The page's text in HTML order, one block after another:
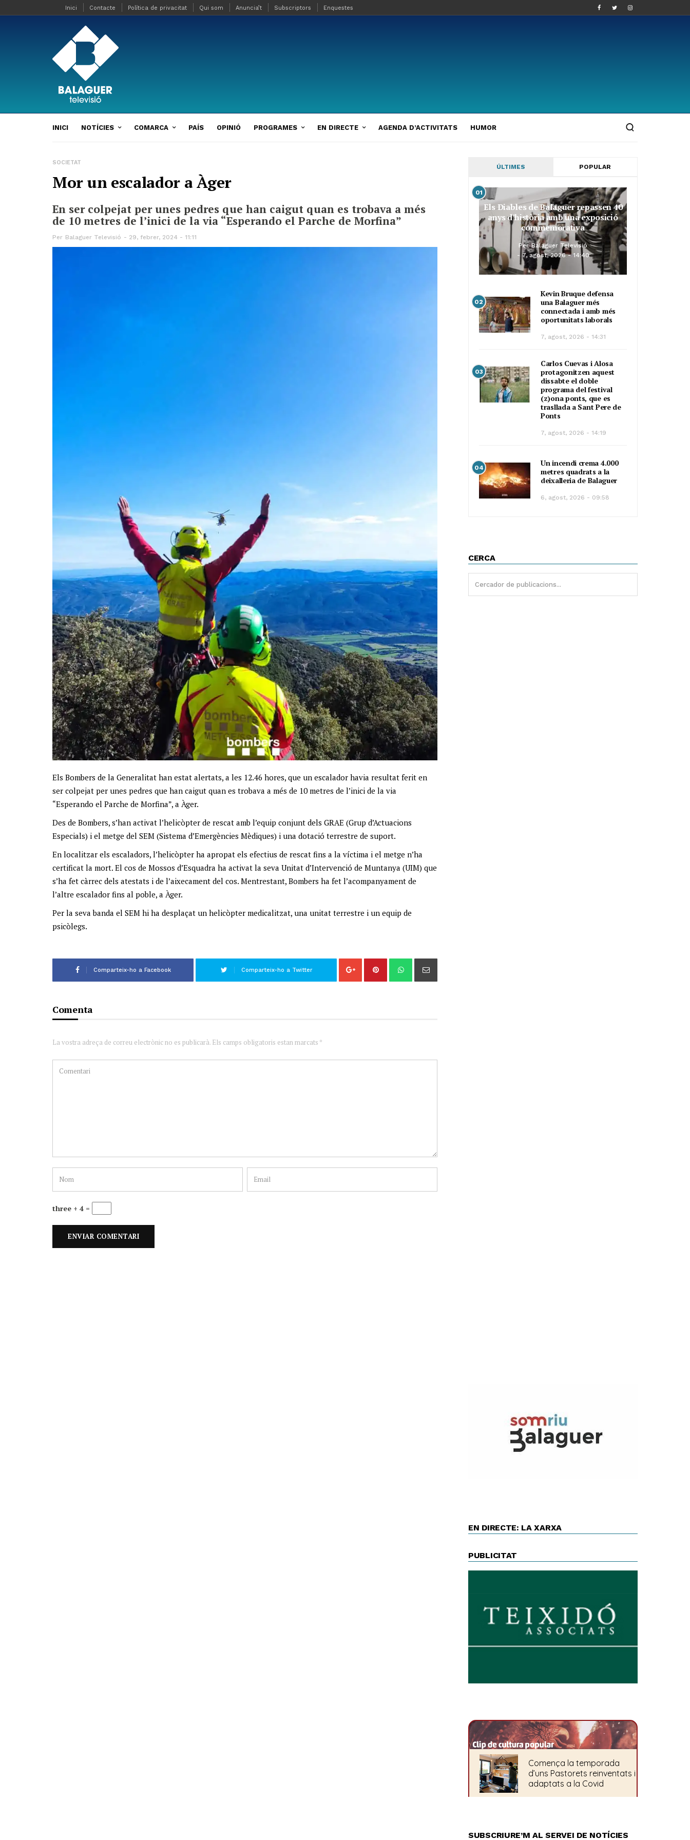
Inici Contacte Política de privacitat Qui som Anuncia’t Subscriptors Enquestes
INICI NOTÍCIES COMARCA PAÍS OPINIÓ PROGRAMES EN DIRECTE AGENDA D’ACTIVITATS HUMOR
SOCIETAT
Mor un escalador a Àger
En ser colpejat per unes pedres que han caigut quan es trobava a més
de 10 metres de l’inici de la via “Esperando el Parche de Morfina”
Per Balaguer Televisió 29, febrer, 2024 - 11:11
Els Bombers de la Generalitat han estat alertats, a les 12.46 hores, que un escalador havia resultat ferit en
ser colpejat per unes pedres que han caigut quan es trobava a més de 10 metres de l’inici de la via
“Esperando el Parche de Morfina”, a Àger.
Des de Bombers, s’han activat l’helicòpter de rescat amb l’equip conjunt dels GRAE (Grup d’Actuacions
Especials) i el metge del SEM (Sistema d’Emergències Mèdiques) i una dotació terrestre de suport.
En localitzar els escaladors, l’helicòpter ha apropat els efectius de rescat fins a la víctima i el metge n’ha
certificat la mort. El cos de Mossos d’Esquadra ha activat la seva Unitat d’Intervenció de Muntanya (UIM) que
s’ha fet càrrec dels atestats i de l’aixecament del cos. Mentrestant, Bombers ha fet l’acompanyament de
l’altre escalador fins al poble, a Àger.
Per la seva banda el SEM hi ha desplaçat un helicòpter medicalitzat, una unitat terrestre i un equip de
psicòlegs.
Comparteix-ho a Facebook Comparteix-ho a Twitter
Comenta
La vostra adreça de correu electrònic no es publicarà. Els camps obligatoris estan marcats *
three + 4 =
ÚLTIMES POPULAR
01
Els Diables de Balaguer repassen 40
anys d’història amb una exposició
commemorativa
Per Balaguer Televisió
7, agost, 2026 - 14:40
02
Kevin Bruque defensa
una Balaguer més
connectada i amb més
oportunitats laborals
7, agost, 2026 - 14:31
03
Carlos Cuevas i Alosa
protagonitzen aquest
dissabte el doble
programa del festival
(z)ona ponts, que es
trasllada a Sant Pere de
Ponts
7, agost, 2026 - 14:19
04
Un incendi crema 4.000
metres quadrats a la
deixalleria de Balaguer
6, agost, 2026 - 09:58
CERCA
EN DIRECTE: LA XARXA
PUBLICITAT
SUBSCRIURE’M AL SERVEI DE NOTÍCIES